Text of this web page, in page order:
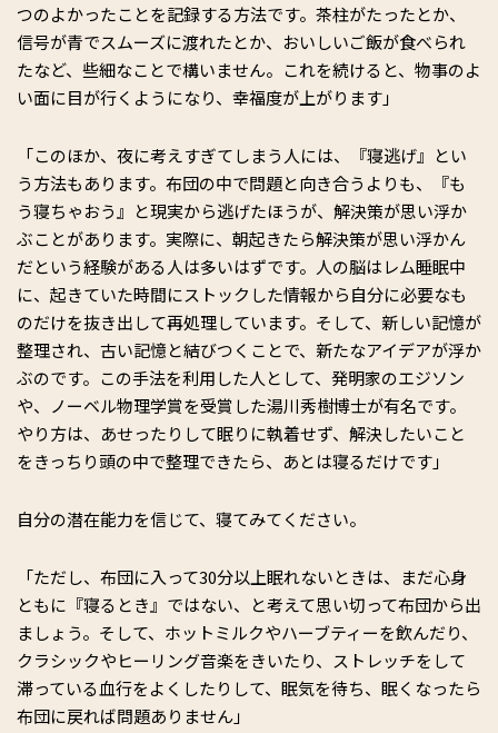
つのよかったことを記録する方法です。茶柱がたったとか、
信号が青でスムーズに渡れたとか、おいしいご飯が食べられ
たなど、些細なことで構いません。これを続けると、物事のよ
い面に目が行くようになり、幸福度が上がります」
「このほか、夜に考えすぎてしまう人には、『寝逃げ』とい
う方法もあります。布団の中で問題と向き合うよりも、『も
う寝ちゃおう』と現実から逃げたほうが、解決策が思い浮か
ぶことがあります。実際に、朝起きたら解決策が思い浮かん
だという経験がある人は多いはずです。人の脳はレム睡眠中
に、起きていた時間にストックした情報から自分に必要なも
のだけを抜き出して再処理しています。そして、新しい記憶が
整理され、古い記憶と結びつくことで、新たなアイデアが浮か
ぶのです。この手法を利用した人として、発明家のエジソン
や、ノーベル物理学賞を受賞した湯川秀樹博士が有名です。
やり方は、あせったりして眠りに執着せず、解決したいこと
をきっちり頭の中で整理できたら、あとは寝るだけです」
自分の潜在能力を信じて、寝てみてください。
「ただし、布団に入って30分以上眠れないときは、まだ心身
ともに『寝るとき』ではない、と考えて思い切って布団から出
ましょう。そして、ホットミルクやハーブティーを飲んだり、
クラシックやヒーリング音楽をきいたり、ストレッチをして
滞っている血行をよくしたりして、眠気を待ち、眠くなったら
布団に戻れば問題ありません」